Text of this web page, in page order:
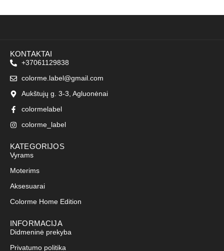
KONTAKTAI
+37061129838
colorme.label@gmail.com
Aukštujų g. 3-3, Agluonėnai
colormelabel
colorme_label
KATEGORIJOS
Vyrams
Moterims
Aksesuarai
Colorme Home Edition
INFORMACIJA
Didmeninė prekyba
Privatumo politika